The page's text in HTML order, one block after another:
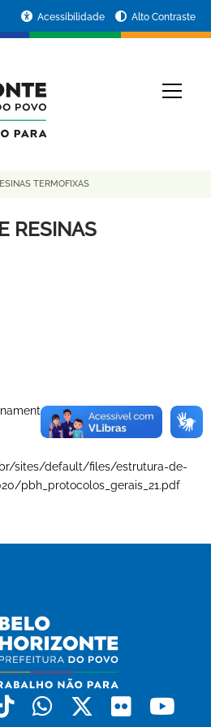
Acessibilidade Alto Contraste
TERMOFIXAS
RESINAS
(Long)
sites/default/files/estrutura-de-
pbh_protocolos_gerais_21.pdf
TiktokWhatsapp
X Flickr